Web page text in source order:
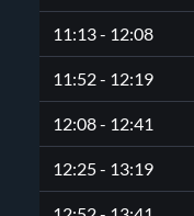
11:13 - 12:08
11:52 - 12:19
12:08 - 12:41
12:25 - 13:19